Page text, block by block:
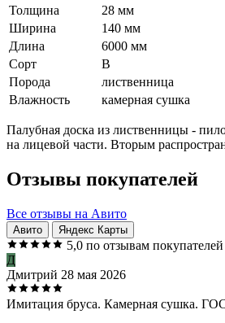
Толщина
28 мм
Ширина
140 мм
Длина
6000 мм
Сорт
В
Порода
лиственница
Влажность
камерная сушка
Палубная доска из лиственницы -
на лицевой части. Вторым
Отзывы покупателей
Все отзывы на Авито
Авито Яндекс Карты
5,0 по отзывам
Д
Дмитрий 28 мая 2026
Имитация бруса. Камерная сушка.